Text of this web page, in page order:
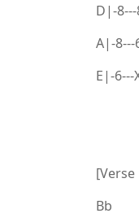
D|-8---
A|-8---
E|-6---
[Verse
Bb